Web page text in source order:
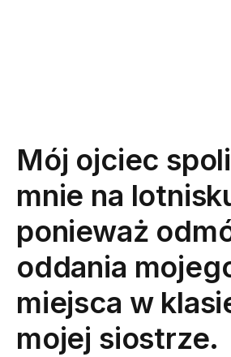
Mój ojciec
mnie na
ponieważ
oddania
miejsca w
mojej siostrze.